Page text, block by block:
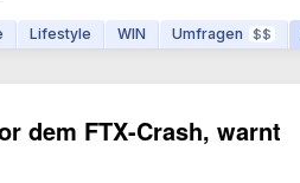
Lifestyle WIN Umfragen $$
dem FTX-Crash, warnt